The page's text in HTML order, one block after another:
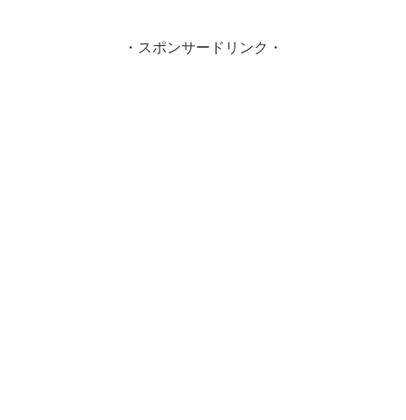
・スポンサードリンク・